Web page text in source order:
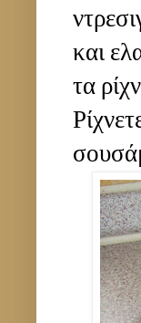
και
τα